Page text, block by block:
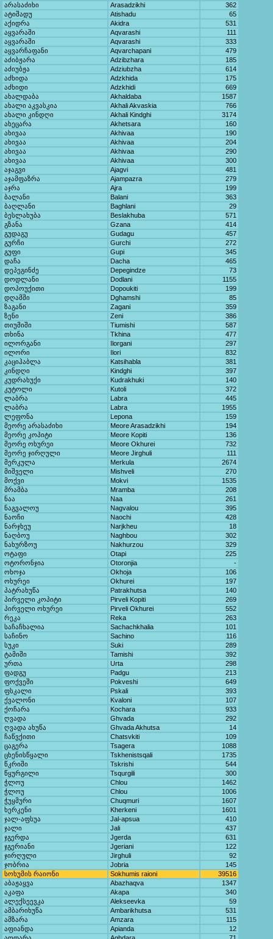
არასაძიხი
Arasadzikhi
362
ატიშადუ
Atishadu
65
აქიდრა
Akidra
531
აყვარაში
Aqvarashi
111
აყვარაში
Aqvarashi
333
აყვარჩაფანი
Aqvarchapani
479
აძიბჟარა
Adzibzhara
185
აძიუბჟა
Adziubzha
614
აძხიდა
Adzkhida
175
აძხიდი
Adzkhidi
669
ახალდაბა
Akhaldaba
1587
ახალი აკვასკია
Akhali Akvaskia
766
ახალი კინდღი
Akhali Kindghi
3174
ახეცარა
Akhetsara
160
ახივაა
Akhivaa
190
ახივაა
Akhivaa
204
ახივაა
Akhivaa
290
ახივაა
Akhivaa
300
აჯაგვი
Ajagvi
481
აჯამფაზრა
Ajampazra
279
აჯრა
Ajra
199
ბალანი
Balani
363
ბაღლანი
Baghlani
29
ბესლახუბა
Beslakhuba
571
გზანა
Gzana
414
გუდაგუ
Gudagu
457
გურჩი
Gurchi
272
გუფი
Gupi
345
დაჩა
Dacha
465
დეპეგინძე
Depegindze
73
დოდლანი
Dodlani
1155
დოპოუქითი
Dopoukiti
199
დღამში
Dghamshi
85
ზაგანი
Zagani
359
ზენი
Zeni
386
თიუმიში
Tiumishi
587
თხინა
Tkhina
477
ილორგანი
Ilorgani
297
ილორი
Ilori
832
კაციჰაბლა
Katsihabla
381
კინდღი
Kindghi
397
კუდრახუქი
Kudrakhuki
140
კუტოლი
Kutoli
372
ლაბრა
Labra
445
ლაბრა
Labra
1955
ლეფონა
Lepona
159
მეორე არასაძიხი
Meore Arasadzikhi
194
მეორე კოპიტი
Meore Kopiti
136
მეორე ოხურეი
Meore Okhurei
732
მეორე ჯირღული
Meore Jirghuli
111
მერკულა
Merkula
2674
მიშველი
Mishveli
270
მოქვი
Mokvi
1535
მრამბა
Mramba
208
ნაა
Naa
261
ნაგვალოუ
Nagvalou
395
ნაოჩი
Naochi
428
ნარჯხეუ
Narjkheu
18
ნაღბოუ
Naghbou
302
ნახურზოუ
Nakhurzou
329
ოტაფი
Otapi
225
ოტორონჯია
Otoronjia
-
ოხოჯა
Okhoja
106
ოხურეი
Okhurei
197
პატრახუწა
Patrakhutsa
140
პირველი კოპიტი
Pirveli Kopiti
269
პირველი ოხურეი
Pirveli Okhurei
552
რეკა
Reka
263
საჩაჩხალია
Sachachkhalia
101
საჩინო
Sachino
116
სუკი
Suki
289
ტამიში
Tamishi
392
ურთა
Urta
298
ფადგუ
Padgu
213
ფოქვეში
Pokveshi
649
ფსკალი
Pskali
393
ქვალონი
Kvaloni
107
ქოჩარა
Kochara
933
ღვადა
Ghvada
292
ღვადა ახუწა
Ghvada Akhutsa
14
ჩაწვქითი
Chatsvkiti
109
ცაგერა
Tsagera
1088
ცხენისწყალი
Tskhenistsqali
1735
წკრიში
Tskrishi
544
წყურგილი
Tsqurgili
300
ჭლოუ
Chlou
1462
ჭლოუ
Chlou
1006
ჭუყმური
Chuqmuri
1607
ხერკენი
Kherkeni
1601
ჯალ-აფსუა
Jal-apsua
410
ჯალი
Jali
437
ჯგერდა
Jgerda
631
ჯგერიანი
Jgeriani
122
ჯირღული
Jirghuli
92
ჯობრია
Jobria
145
სოხუმის რაიონი
Sokhumis raioni
39516
აბაჟაყვა
Abazhaqva
1347
აკაფა
Akapa
340
ალექსეევკა
Alekseevka
59
ამბარიხუწა
Ambarikhutsa
531
ამზარა
Amzara
115
აფიანდა
Apianda
12